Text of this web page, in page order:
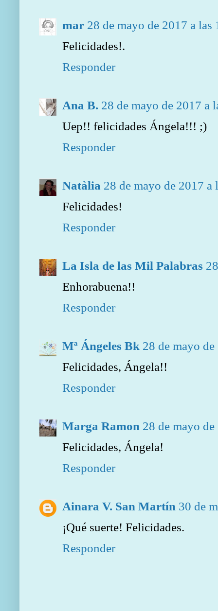
mar 28 de mayo de 2017 a las
Felicidades!.
Responder
Ana B. 28 de mayo de 2017 a
Uep!! felicidades Ángela!!! ;)
Responder
Natàlia 28 de mayo de 2017 a
Felicidades!
Responder
La Isla de las Mil Palabras
Enhorabuena!!
Responder
Mª Ángeles Bk 28 de mayo
Felicidades, Ángela!!
Responder
Marga Ramon 28 de mayo
Felicidades, Ángela!
Responder
Ainara V. San Martín 30 de
¡Qué suerte! Felicidades.
Responder